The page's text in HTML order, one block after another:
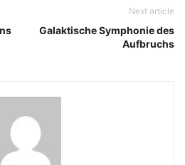
Next article
Galaktische Symphonie des
Aufbruchs